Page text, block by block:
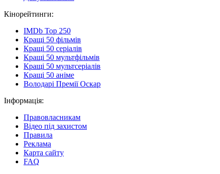
Кінорейтинги:
IMDb Top 250
Кращі 50 фільмів
Кращі 50 серіалів
Кращі 50 мультфільмів
Кращі 50 мультсеріалів
Кращі 50 аніме
Володарі Премії Оскар
Інформація:
Правовласникам
Відео під захистом
Правила
Реклама
Карта сайту
FAQ